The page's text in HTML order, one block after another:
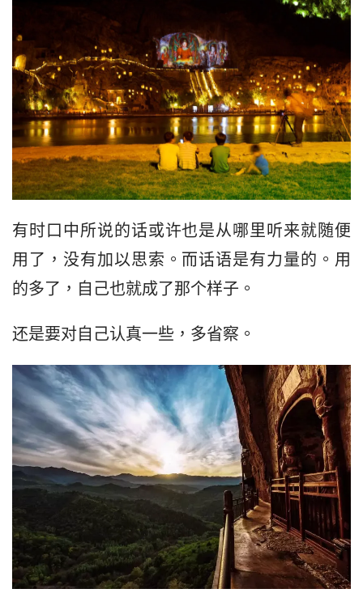
有时口中所说的话或许也是从哪里听来就随便
用了，没有加以思索。而话语是有力量的。用
的多了，自己也就成了那个样子。
还是要对自己认真一些，多省察。